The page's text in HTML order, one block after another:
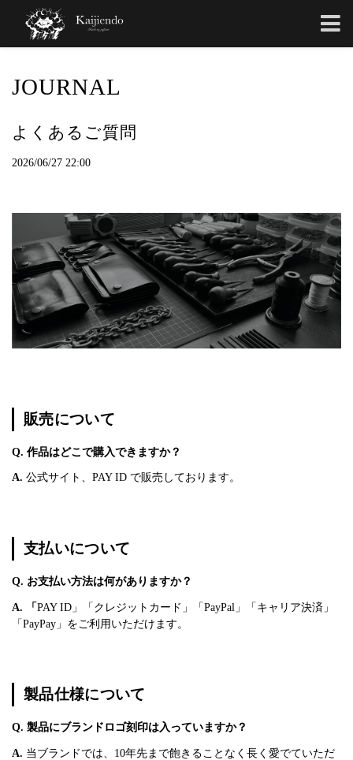
JOURNAL
よくあるご質問
2026/06/27 22:00
販売について
Q. 作品はどこで購入できますか？
A. 公式サイト、PAY ID で販売しております。
支払いについて
Q. お支払い方法は何がありますか？
A. 「PAY ID」「クレジットカード」「PayPal」「キャリア決済」
「PayPay」をご利用いただけます。
製品仕様について
Q. 製品にブランドロゴ刻印は入っていますか？
A. 当ブランドでは、10年先まで飽きることなく長く愛でていただ